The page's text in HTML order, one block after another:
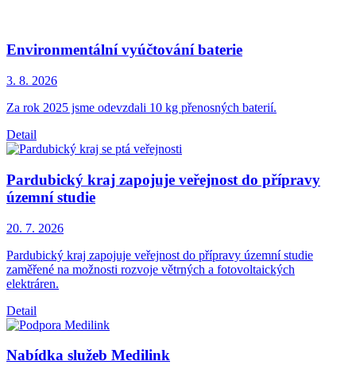
Environmentální vyúčtování baterie
3. 8. 2026
Za rok 2025 jsme odevzdali 10 kg přenosných baterií.
Detail
Pardubický kraj zapojuje veřejnost do přípravy
územní studie
20. 7. 2026
Pardubický kraj zapojuje veřejnost do přípravy územní studie
zaměřené na možnosti rozvoje větrných a fotovoltaických
elektráren.
Detail
Nabídka služeb Medilink